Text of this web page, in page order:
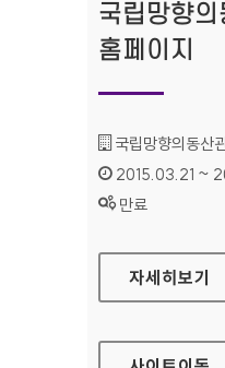
국립망향
홈페이지
기관명 :
국립망향의동산
인증기간 :
2015.03.21 ~
상태 :
만료
국립망향의
자세히보기